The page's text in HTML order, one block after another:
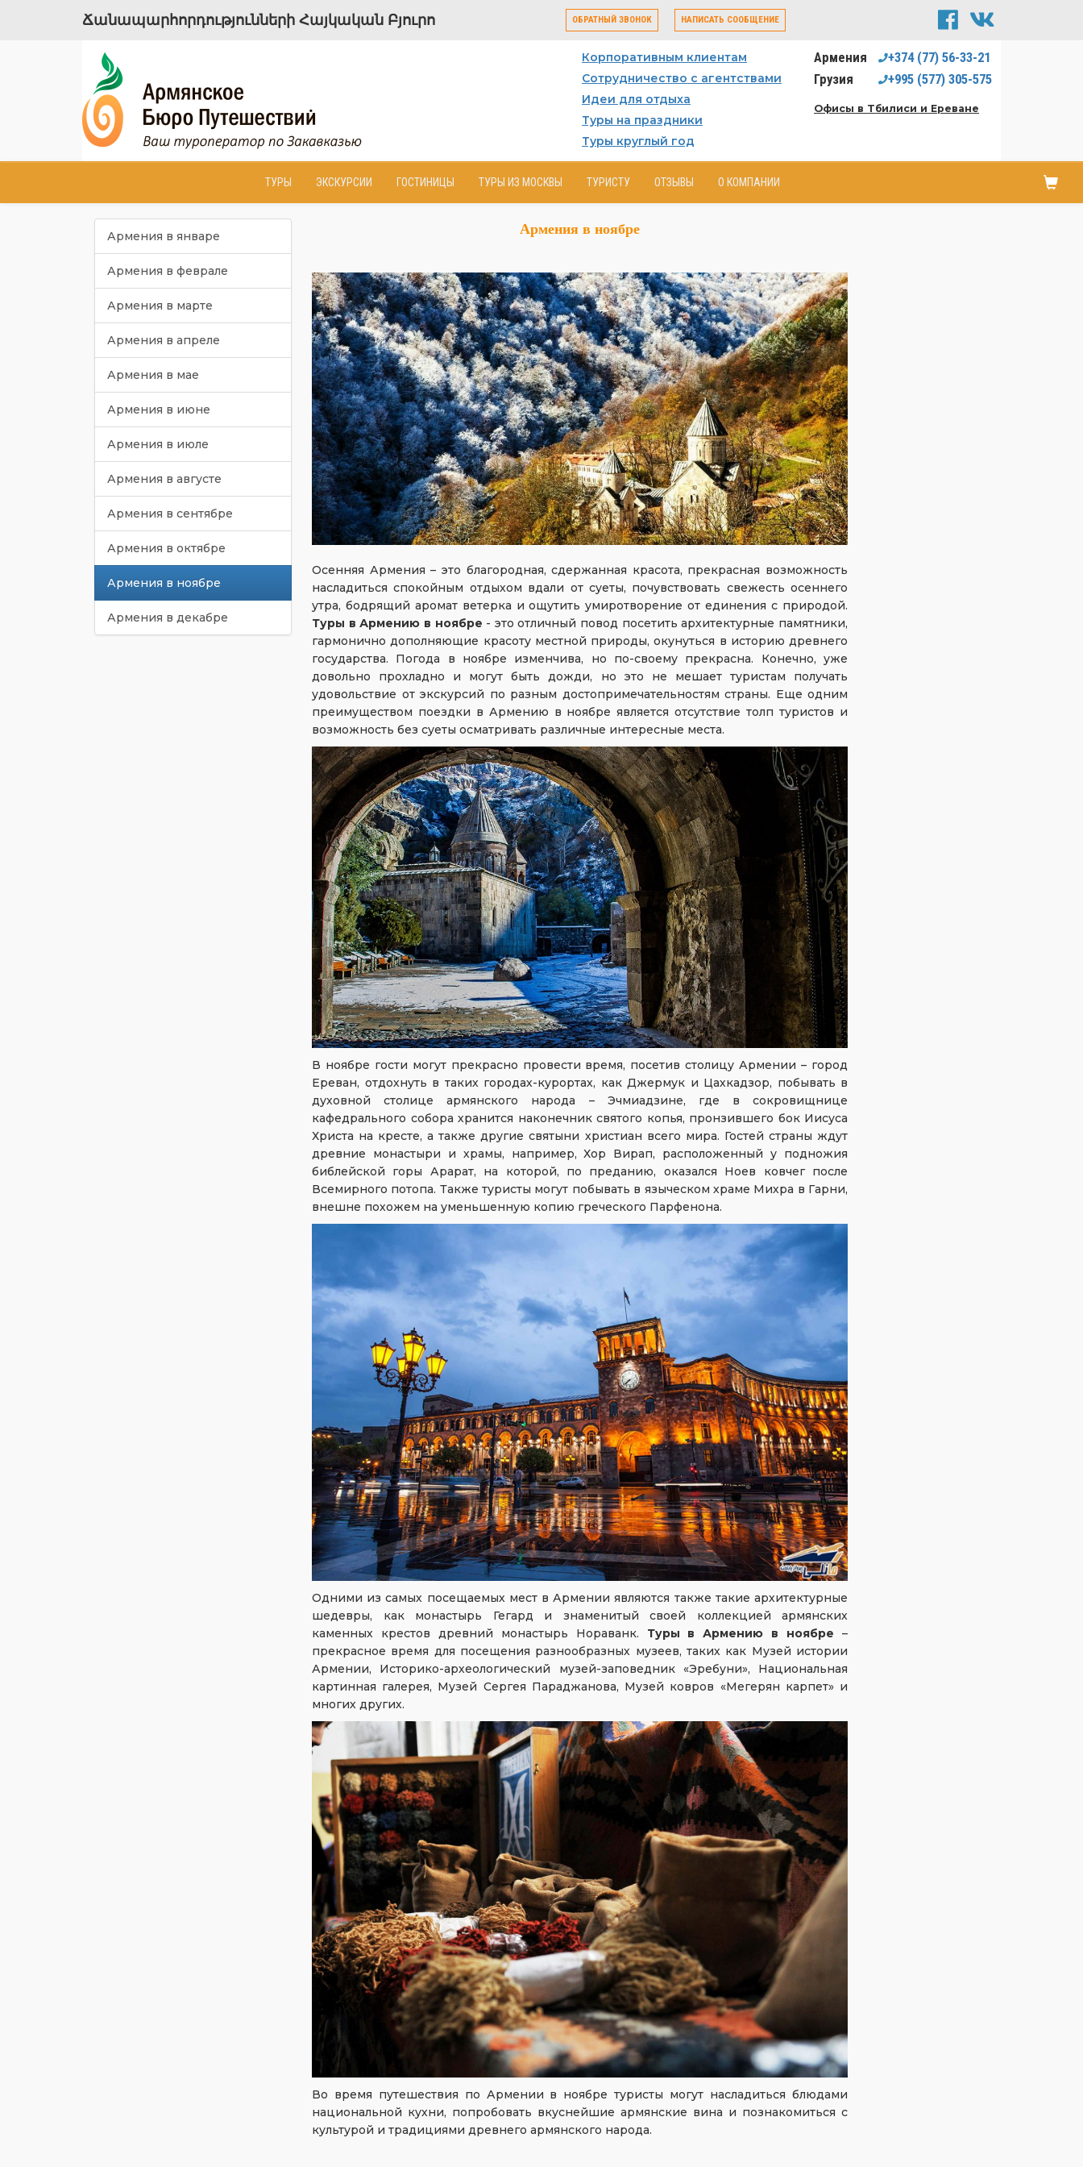
Ճանապարհորդությունների Հայկական Բյուրո ОБРАТНЫЙ ЗВОНОК НАПИСАТЬ СООБЩЕНИЕ
Корпоративным клиентам
Сотрудничество с агентствами
Идеи для отдыха
Туры на праздники
Туры круглый год
Армения +374 (77) 56-33-21
Грузия
+995 (577) 305-575
Офисы в Тбилиси и Ереване
ТУРЫ ЭКСКУРСИИ ГОСТИНИЦЫ ТУРЫ ИЗ МОСКВЫ ТУРИСТУ ОТЗЫВЫ О КОМПАНИИ
Армения в январе
Армения в феврале
Армения в марте
Армения в апреле
Армения в мае
Армения в июне
Армения в июле
Армения в августе
Армения в сентябре
Армения в октябре
Армения в ноябре
Армения в декабре
Армения в ноябре
Осенняя Армения – это благородная, сдержанная красота, прекрасная возможность
насладиться спокойным отдыхом вдали от суеты, почувствовать свежесть осеннего
утра, бодрящий аромат ветерка и ощутить умиротворение от единения с природой.
Туры в Армению в ноябре - это отличный повод посетить архитектурные памятники,
гармонично дополняющие красоту местной природы, окунуться в историю древнего
государства. Погода в ноябре изменчива, но по-своему прекрасна. Конечно, уже
довольно прохладно и могут быть дожди, но это не мешает туристам получать
удовольствие от экскурсий по разным достопримечательностям страны. Еще одним
преимуществом поездки в Армению в ноябре является отсутствие толп туристов и
возможность без суеты осматривать различные интересные места.
В ноябре гости могут прекрасно провести время, посетив столицу Армении – город
Ереван, отдохнуть в таких городах-курортах, как Джермук и Цахкадзор, побывать в
духовной столице армянского народа – Эчмиадзине, где в сокровищнице
кафедрального собора хранится наконечник святого копья, пронзившего бок Иисуса
Христа на кресте, а также другие святыни христиан всего мира. Гостей страны ждут
древние монастыри и храмы, например, Хор Вирап, расположенный у подножия
библейской горы Арарат, на которой, по преданию, оказался Ноев ковчег после
Всемирного потопа. Также туристы могут побывать в языческом храме Михра в Гарни,
внешне похожем на уменьшенную копию греческого Парфенона.
Одними из самых посещаемых мест в Армении являются также такие архитектурные
шедевры, как монастырь Гегард и знаменитый своей коллекцией армянских
каменных крестов древний монастырь Нораванк. Туры в Армению в ноябре –
прекрасное время для посещения разнообразных музеев, таких как Музей истории
Армении, Историко-археологический музей-заповедник «Эребуни», Национальная
картинная галерея, Музей Сергея Параджанова, Музей ковров «Мегерян карпет» и
многих других.
Во время путешествия по Армении в ноябре туристы могут насладиться блюдами
национальной кухни, попробовать вкуснейшие армянские вина и познакомиться с
культурой и традициями древнего армянского народа.